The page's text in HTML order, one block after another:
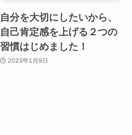
自分を大切にしたいから、
自己肯定感を上げる２つの
習慣はじめました！
2023年1月9日